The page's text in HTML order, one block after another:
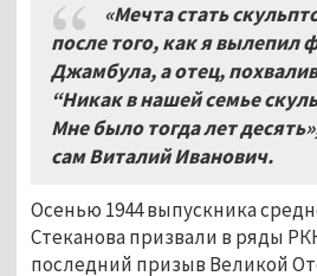
«Мечта стать
после того, как я вылепил
Джамбула, а отец,
“Никак в нашей семье
Мне было тогда лет
сам Виталий Иванович.
Осенью 1944 выпускника
Стеканова призвали в ряды
последний призыв Великой